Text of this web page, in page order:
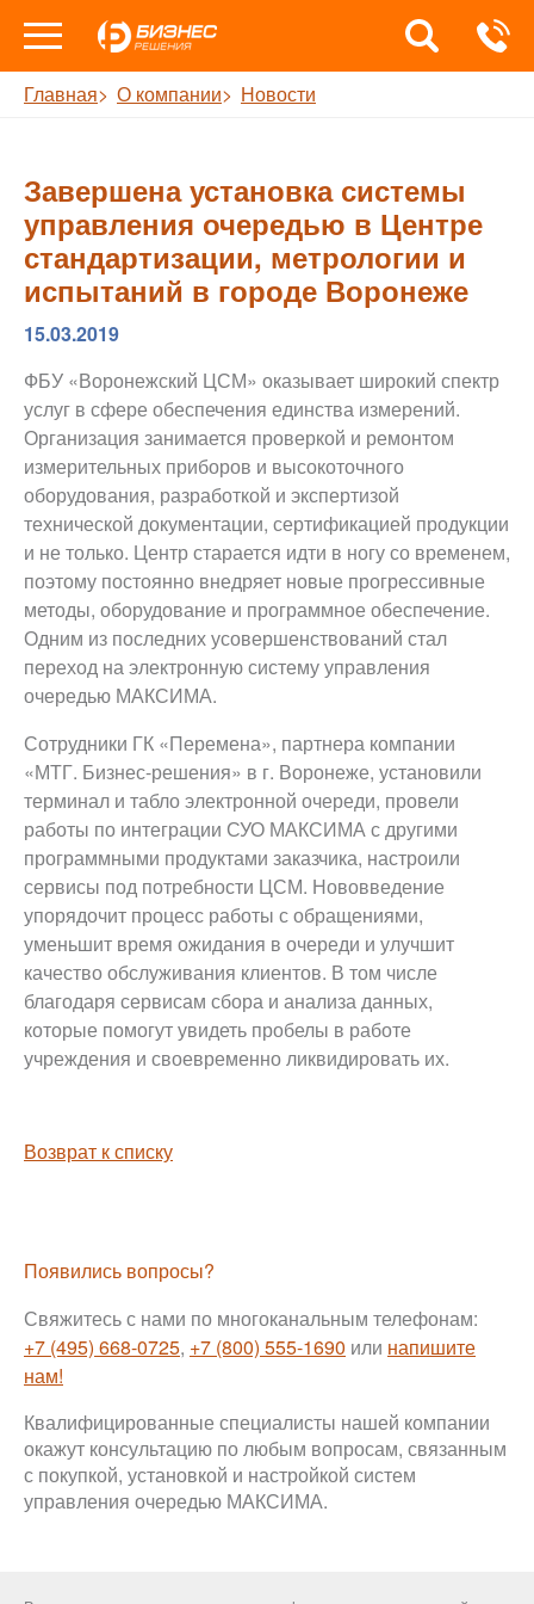
Главная О компании Новости
Завершена установка системы
управления очередью в Центре
стандартизации, метрологии и
испытаний в городе Воронеже
15.03.2019
ФБУ «Воронежский ЦСМ» оказывает широкий спектр
услуг в сфере обеспечения единства измерений.
Организация занимается проверкой и ремонтом
измерительных приборов и высокоточного
оборудования, разработкой и экспертизой
технической документации, сертификацией продукции
и не только. Центр старается идти в ногу со временем,
поэтому постоянно внедряет новые прогрессивные
методы, оборудование и программное обеспечение.
Одним из последних усовершенствований стал
переход на электронную систему управления
очередью МАКСИМА.
Сотрудники ГК «Перемена», партнера компании
«МТГ. Бизнес-решения» в г. Воронеже, установили
терминал и табло электронной очереди, провели
работы по интеграции СУО МАКСИМА с другими
программными продуктами заказчика, настроили
сервисы под потребности ЦСМ. Нововведение
упорядочит процесс работы с обращениями,
уменьшит время ожидания в очереди и улучшит
качество обслуживания клиентов. В том числе
благодаря сервисам сбора и анализа данных,
которые помогут увидеть пробелы в работе
учреждения и своевременно ликвидировать их.
Возврат к списку
Появились вопросы?
Свяжитесь с нами по многоканальным телефонам:
+7 (495) 668-0725, +7 (800) 555-1690 или напишите
нам!
Квалифицированные специалисты нашей компании
окажут консультацию по любым вопросам, связанным
с покупкой, установкой и настройкой систем
управления очередью МАКСИМА.